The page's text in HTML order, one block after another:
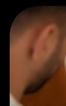
Beratung erhalten